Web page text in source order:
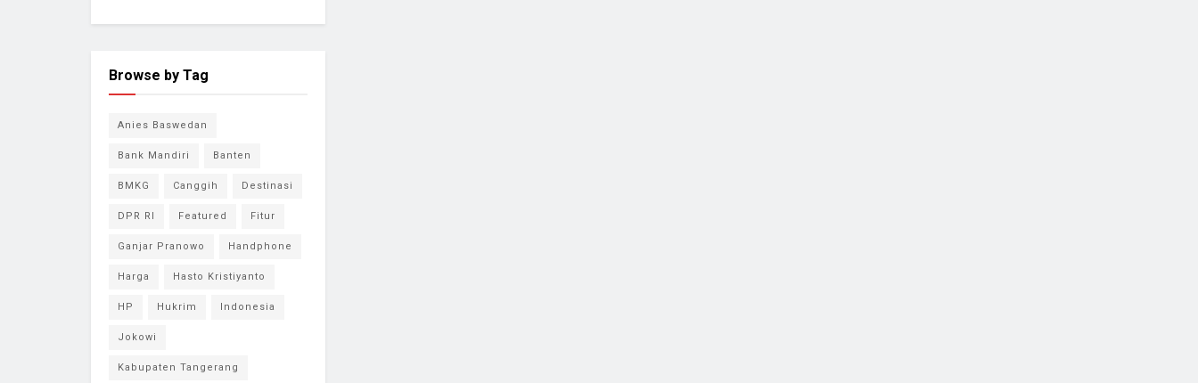
Browse by Tag
Anies Baswedan
Bank Mandiri Banten
BMKG Canggih Destinasi
DPR RI Featured Fitur
Ganjar Pranowo Handphone
Harga Hasto Kristiyanto
HP Hukrim Indonesia
Jokowi
Kabupaten Tangerang